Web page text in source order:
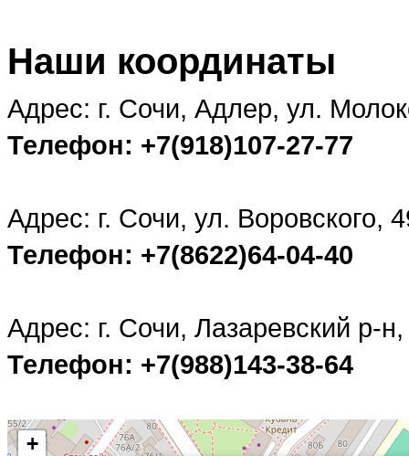
Наши координаты
Адрес: г. Сочи, Адлер, ул.
Телефон: +7(918)107-27-77
Адрес: г. Сочи, ул. Воровского,
Телефон: +7(8622)64-04-40
Адрес: г. Сочи, Лазаревский р-
Телефон: +7(988)143-38-64
+